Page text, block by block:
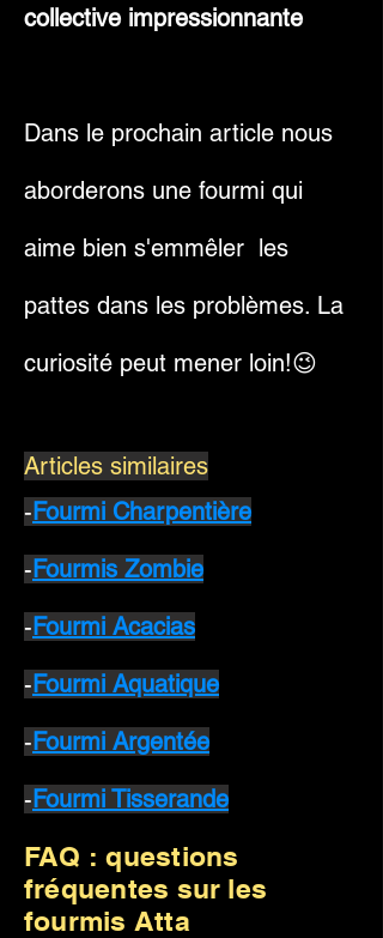
collective impressionnante
Dans le prochain article nous
aborderons une fourmi qui
aime bien s'emmêler les
pattes dans les problèmes. La
curiosité peut mener loin!😉
Articles similaires
-Fourmi Charpentière
-Fourmis Zombie
-Fourmi Acacias
​-Fourmi Aquatique
-Fourmi Argentée
-Fourmi Tisserande
FAQ : questions
fréquentes sur les
fourmis Atta